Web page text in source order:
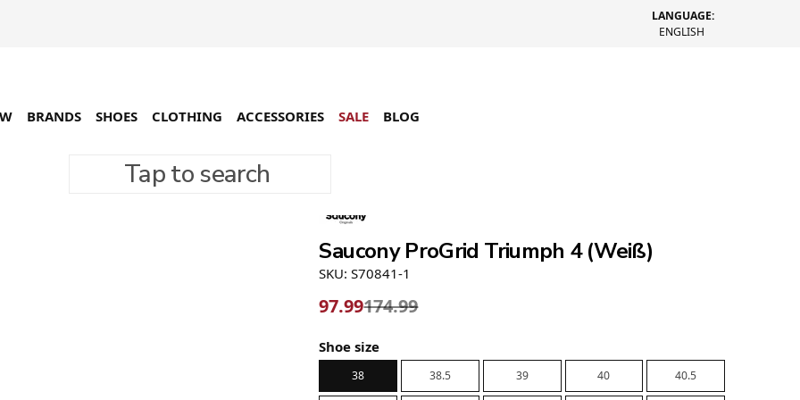
LANGUAGE:
ENGLISH
Tap to search
BRANDS SHOES CLOTHING ACCESSORIES SALE BLOG
Saucony ProGrid Triumph 4 (Weiß)
SKU: S70841-1
97.99174.99
Shoe size
38 38.5 39 40 40.5